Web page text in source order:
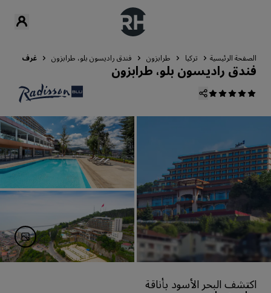
الصفحة الرئيسية تركيا طرابزون فندق راديسون بلو، طرابزون غرف
فندق راديسون بلو، طرابزون
اكتشف البحر الأسود بأناقة